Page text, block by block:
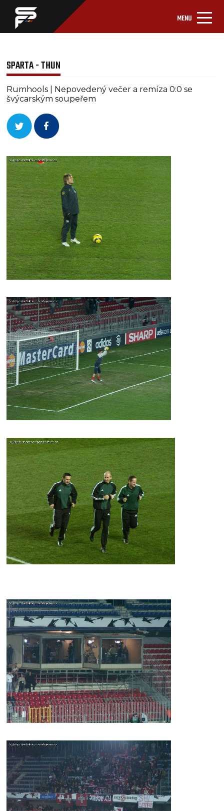
MENU
SPARTA - THUN
Rumhools | Nepovedený večer a remíza 0:0 se
švýcarským soupeřem